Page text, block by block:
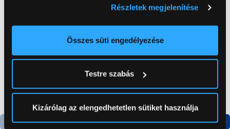
elhelyezkedéséről pár méteres pontossággal
Az Ön készülékén beazonosítása annak konkrét
módjairól és adja meg preferenciáit aRészletek
pontban. Bármikor módosíthatja vagy visszavonhatja a
Sütinyilatkozathoz való hozzájárulását.
Részletek megjelenítése
Összes süti engedélyezése
Testre szabás
Kizárólag az elengedhetetlen sütiket használja
Neked ajánljuk